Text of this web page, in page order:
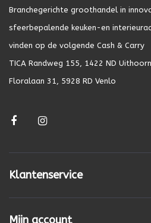
Branchegerichte groothandel in
sfeerbepalende keuken-en
vinden op de volgende Cash & Carry
TICA Randweg 155, 1422 ND
Floralaan 31, 5928 RD Venlo
Klantenservice
Mijn account